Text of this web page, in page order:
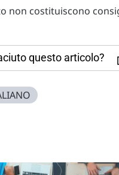
non costituiscono
questo articolo?